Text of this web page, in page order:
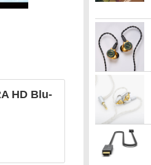
HD Blu-